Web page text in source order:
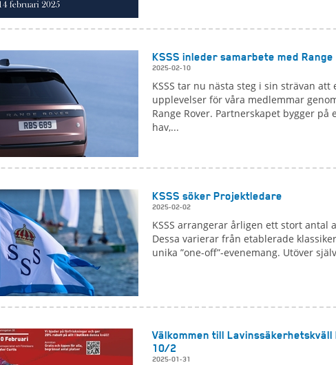
KSSS inleder samarbete med Range
2025-02-10
KSSS tar nu nästa steg i sin strävan
upplevelser för våra medlemmar
Range Rover. Partnerskapet bygger på
hav,...
KSSS söker Projektledare
2025-02-02
KSSS arrangerar årligen ett stort antal
Dessa varierar från etablerade
unika ”one-off”-evenemang. Utöver
Välkommen till Lavinssäkerhetskväll
10/2
2025-01-31